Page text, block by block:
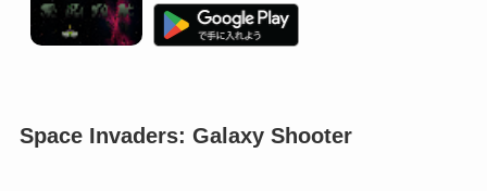
Space Invaders: Galaxy Shooter